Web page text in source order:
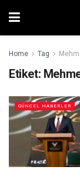
Home Tag
Etiket:
GÜNCEL HABERLER